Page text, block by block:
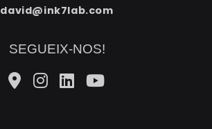
david@ink7lab.com
SEGUEIX-NOS!